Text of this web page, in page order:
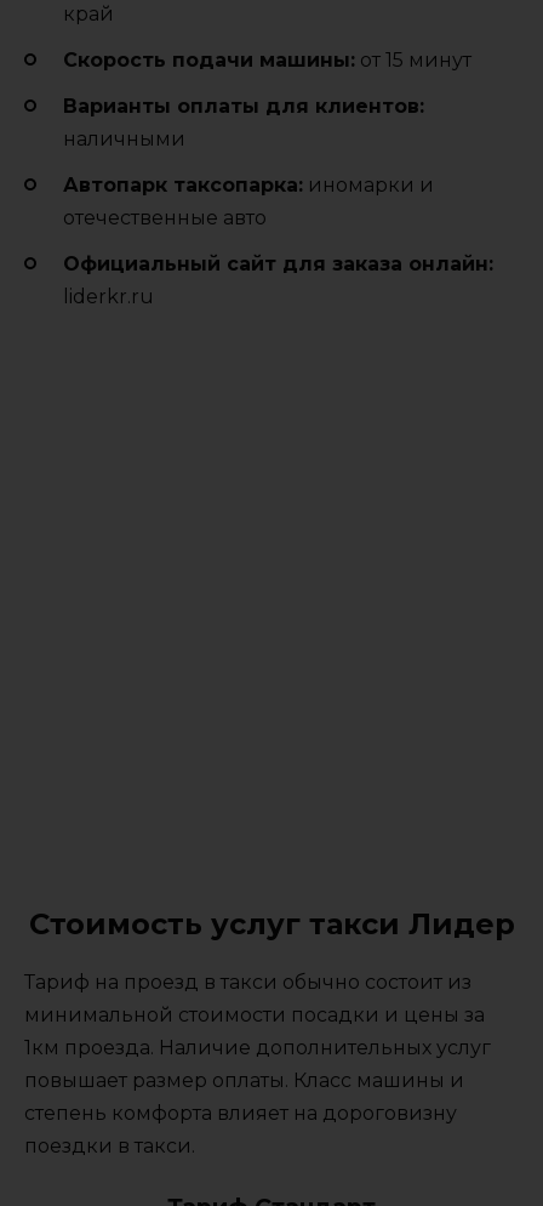
край
Cкорость подачи машины: от 15 минут
Варианты оплаты для клиентов:
наличными
Автопарк таксопарка: иномарки и
отечественные авто
Официальный сайт для заказа онлайн:
liderkr.ru
Стоимость услуг такси Лидер
Тариф на проезд в такси обычно состоит из
минимальной стоимости посадки и цены за
1км проезда. Наличие дополнительных услуг
повышает размер оплаты. Класс машины и
степень комфорта влияет на дороговизну
поездки в такси.